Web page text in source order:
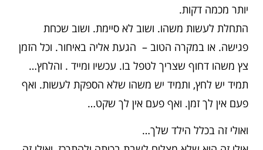
יותר מכמה דקות.
התחלת לעשות משהו. ושוב לא סיימת. ושוב שכחת
פגישה. או במקרה הטוב – הגעת אליה באיחור. וכל הזמן
צץ משהו דחוף שצריך לטפל בו. עכשיו ומייד . והלחץ…
תמיד יש לחץ, ותמיד יש משהו שלא הספקת לעשות. ואף
פעם אין לך זמן. ואף פעם אין לך שקט…
ואולי זה בכלל הילד שלך…